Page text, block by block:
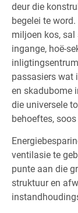
deur die
begelei te
miljoen kos, sal
ingange, hoë-
passasiers wat
en skadubome
die universele
behoeftes,
ventilasie te
punte aan die
struktuur en